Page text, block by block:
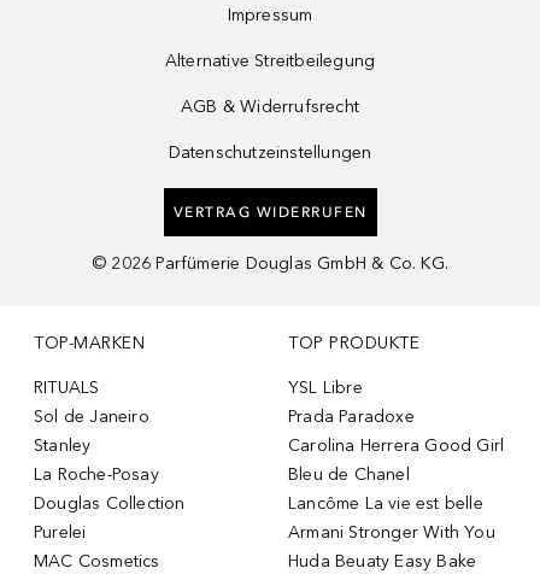
Impressum
Alternative Streitbeilegung
AGB & Widerrufsrecht
Datenschutzeinstellungen
VERTRAG WIDERRUFEN
© 2026 Parfümerie Douglas GmbH & Co. KG.
TOP-MARKEN
RITUALS
Sol de Janeiro
Stanley
La Roche-Posay
Douglas Collection
Purelei
MAC Cosmetics
TOP PRODUKTE
YSL Libre
Prada Paradoxe
Carolina Herrera Good Girl
Bleu de Chanel
Lancôme La vie est belle
Armani Stronger With You
Huda Beuaty Easy Bake